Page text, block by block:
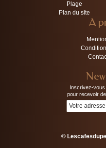
Plage
Plan du site
A
Inscrivez-vous
pour recevoir
©